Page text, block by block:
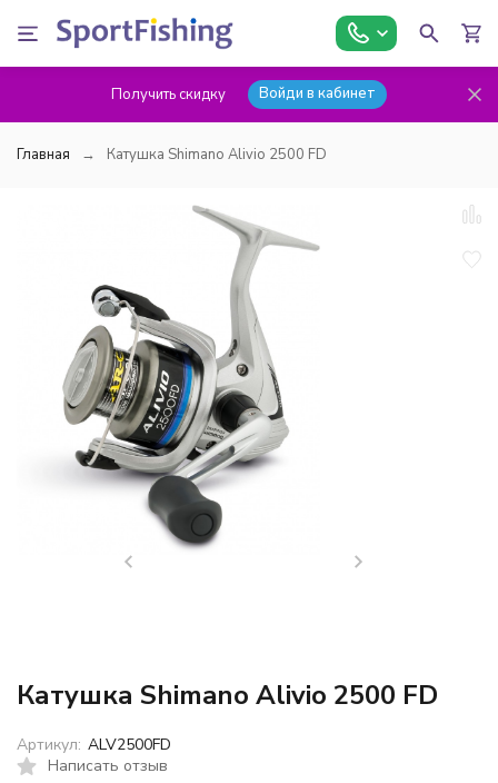
Получить скидку Войди в кабинет
Главная Катушка Shimano Alivio 2500 FD
Катушка Shimano Alivio 2500 FD
Написать отзыв
Артикул: ALV2500FD